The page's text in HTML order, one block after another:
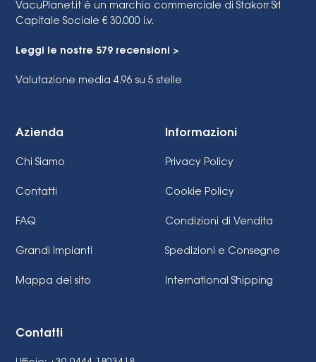
VacuPlanet.it è un marchio commerciale di Stakorr Srl
Capitale Sociale € 30.000 i.v.
Leggi le nostre 579 recensioni >
Valutazione media 4.96 su 5 stelle
Azienda
Chi Siamo
Contatti
FAQ
Grandi Impianti
Mappa del sito
Informazioni
Privacy Policy
Cookie Policy
Condizioni di Vendita
Spedizioni e Consegne
International Shipping
Contatti